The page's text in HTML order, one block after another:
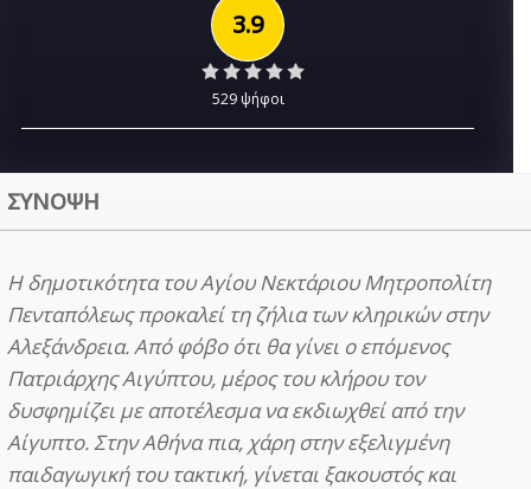
3.9
529 ψήφοι
ΣΥΝΟΨΗ
Η δημοτικότητα του Αγίου Νεκτάριου Μητροπολίτη
Πενταπόλεως προκαλεί τη ζήλια των κληρικών στην
Αλεξάνδρεια. Από φόβο ότι θα γίνει ο επόμενος
Πατριάρχης Αιγύπτου, μέρος του κλήρου τον
δυσφημίζει με αποτέλεσμα να εκδιωχθεί από την
Αίγυπτο. Στην Αθήνα πια, χάρη στην εξελιγμένη
παιδαγωγική του τακτική, γίνεται ξακουστός και